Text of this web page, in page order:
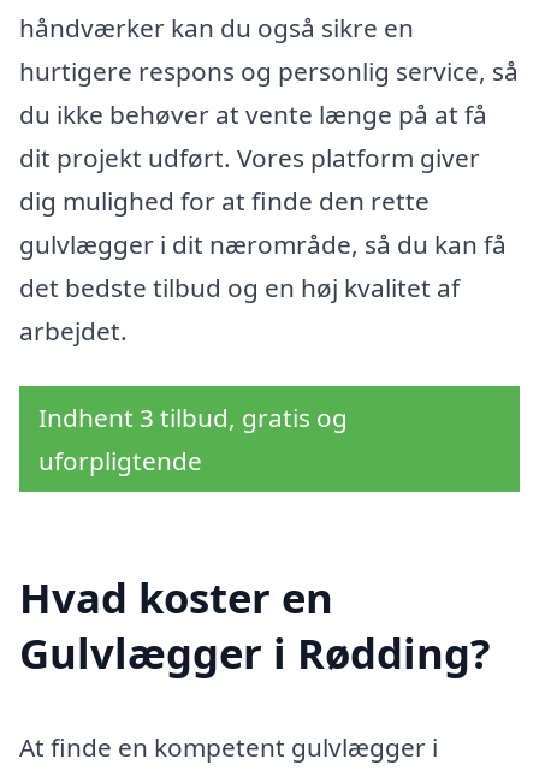
håndværker kan du også sikre en
hurtigere respons og personlig service, så
du ikke behøver at vente længe på at få
dit projekt udført. Vores platform giver
dig mulighed for at finde den rette
gulvlægger i dit nærområde, så du kan få
det bedste tilbud og en høj kvalitet af
arbejdet.
Indhent 3 tilbud, gratis og
uforpligtende
Hvad koster en
Gulvlægger i Rødding?
At finde en kompetent gulvlægger i